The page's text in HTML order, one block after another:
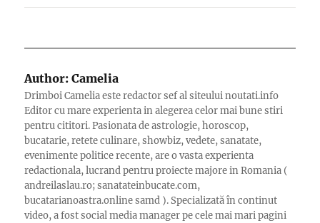
Author: Camelia
Drimboi Camelia este redactor sef al siteului noutati.info
Editor cu mare experienta in alegerea celor mai bune stiri
pentru cititori. Pasionata de astrologie, horoscop,
bucatarie, retete culinare, showbiz, vedete, sanatate,
evenimente politice recente, are o vasta experienta
redactionala, lucrand pentru proiecte majore in Romania (
andreilaslau.ro; sanatateinbucate.com,
bucatarianoastra.online samd ). Specializată în continut
video, a fost social media manager pe cele mai mari pagini